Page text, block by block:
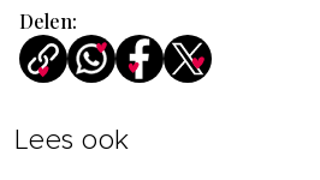
Delen:
Lees ook